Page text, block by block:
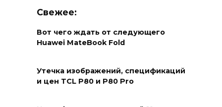
Свежее:
Вот чего ждать от следующего
Huawei MateBook Fold
Утечка изображений, спецификаций
и цен TCL P80 и P80 Pro